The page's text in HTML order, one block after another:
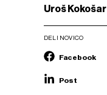
Uroš Kokošar
DELI NOVICO
Facebook
Post